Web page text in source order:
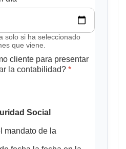
solo si ha seleccionado
que viene.
cliente para presentar
la contabilidad? *
Social
mandato de la